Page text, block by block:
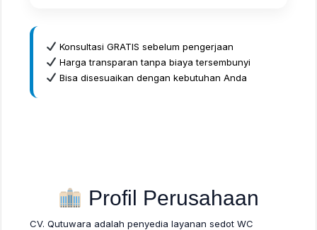
Konsultasi GRATIS sebelum pengerjaan
Harga transparan tanpa biaya tersembunyi
Bisa disesuaikan dengan kebutuhan Anda
Profil Perusahaan
CV. Qutuwara adalah penyedia layanan sedot WC